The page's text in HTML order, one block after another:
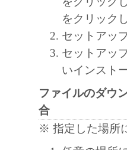
ターにおいて
実行すること
非独占的権利
た「指定機器
ューター上で
「本ソフトウ
るコンピュー
を遵守させる
をクリック
セットアッ
セットアッ
いインスト
ファイルのダウ
合
※ 指定した場所